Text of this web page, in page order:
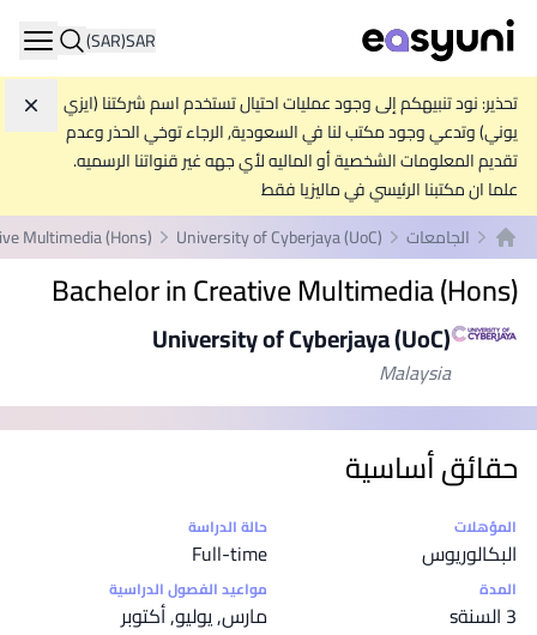
SAR
(SAR)
تحذير: نود تنبيهكم إلى وجود عمليات احتيال تستخدم اسم شركتنا (ايزي
يوني) وتدعي وجود مكتب لنا في السعودية, الرجاء توخي الحذر وعدم
تقديم المعلومات الشخصية أو الماليه لأي جهه غير قنواتنا الرسميه.
علما ان مكتبنا الرئيسي في ماليزيا فقط
الصفحة الرئيسية
الجامعات University of Cyberjaya (UoC)
Multimedia (Hons)
Bachelor in Creative Multimedia (Hons)
University of Cyberjaya (UoC)
Malaysia
حقائق أساسية
إحصائيات
المؤهلات
البكالوريوس
حالة الدراسة
Full-time
المدة
3 السنةs
مواعيد الفصول الدراسية
مارس, يوليو, أكتوبر